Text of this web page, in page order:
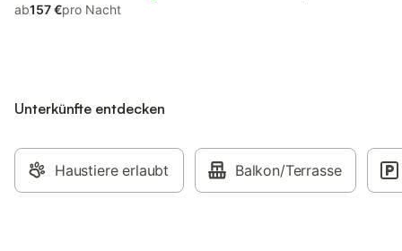
ab157 €pro Nacht
Unterkünfte entdecken
Haustiere erlaubt Balkon/Terrasse